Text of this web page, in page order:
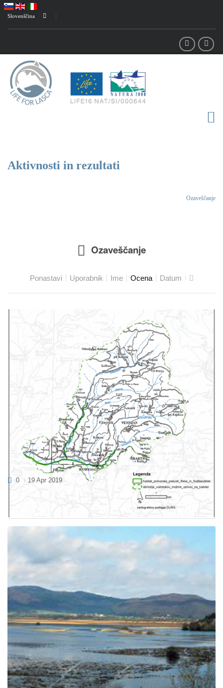
Slovenščina
Aktivnosti in rezultati
Ozaveščanje
Ozaveščanje
Ponastavi Uporabnik Ime Ocena Datum
V PRIPRAVI: ZAŠČITA HABITATA LASCE V
GORIŠKIH BRDIH
0 19 Apr 2019
V javni razpravi je predlog Pravilnika o začasnih prepovedih in
omejitvi ravnanj v vodotokih, ki so habitat...
VABLJENI NA RIBOLOV RDEČEPERK NA
CERKNIŠKO JEZERO